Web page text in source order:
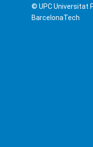
© UPCUniversitat
BarcelonaTech